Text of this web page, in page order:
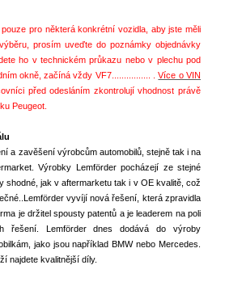
pro některá konkrétní vozidla, aby jste měli
prosím uveďte do poznámky objednávky
ho v technickém průkazu nebo v plechu pod
okně, začíná vždy VF7................ .Více o VIN
před odesláním zkontrolují vhodnost právě
Peugeot.
a zavěšení výrobcům automobilů, stejně tak i na
Výrobky Lemförder pocházejí ze stejné
shodné, jak v aftermarketu tak i v OE kvalitě, což
vyvíjí nová řešení, která zpravidla
je držitel spousty patentů a je leaderem na poli
řešení. Lemförder dnes dodává do výroby
jako jsou například BMW nebo Mercedes.
najdete kvalitnější díly.